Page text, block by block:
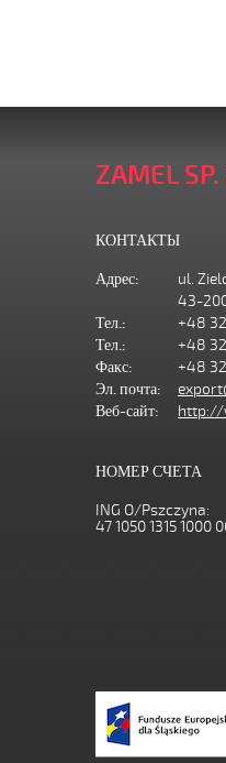
ZAMEL SP.
КОНТАКТЫ
Адрес:
ul.
43-
Тел.:
+48
Тел.:
+48
Факс:
+48
Эл. почта:
Веб-сайт:
http://
НОМЕР СЧЕТА
ING O/Pszczyna:
47 1050 1315 1000